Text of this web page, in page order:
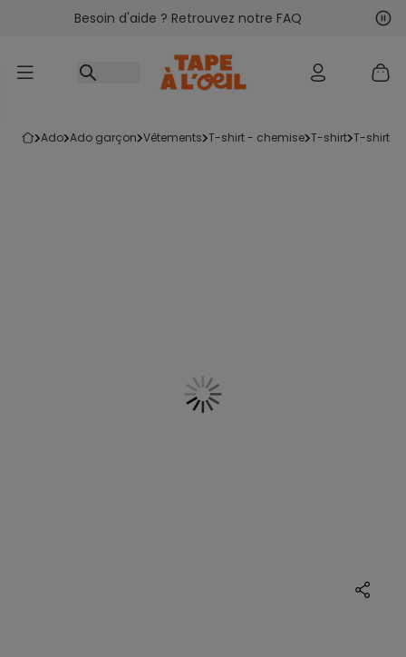
Accéder au contenu
Besoin d'aide ? Retrouvez notre FAQ
ado ado garçon vêtements t-shirt - chemise t-shirt t-shirt